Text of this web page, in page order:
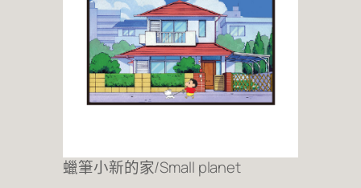
蠟筆小新的家/Small planet